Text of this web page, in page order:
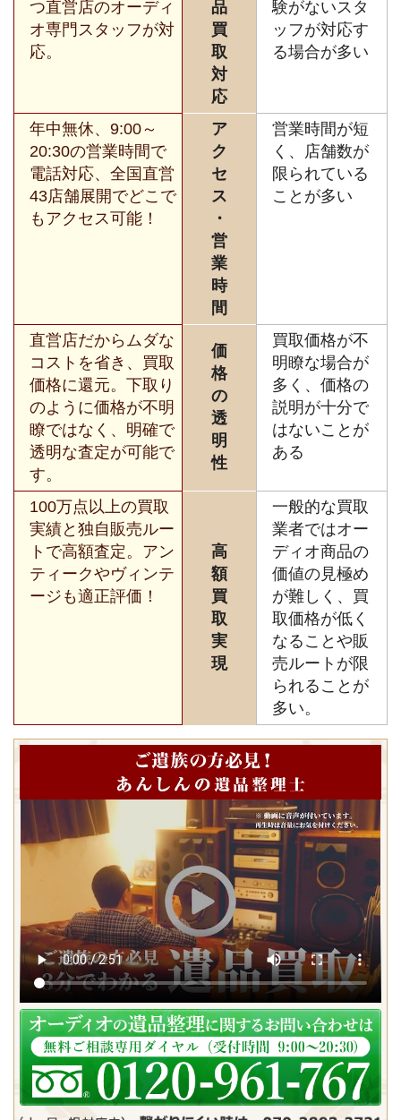
つ直営店のオーディ
オ専門スタッフが対
応。
品
買
取
対
応
験がないスタ
ッフが対応す
る場合が多い
年中無休、9:00～
20:30の営業時間で
電話対応、全国直営
43店舗展開でどこで
もアクセス可能！
ア
ク
セ
ス
・
営
業
時
間
営業時間が短
く、店舗数が
限られている
ことが多い
直営店だからムダな
コストを省き、買取
価格に還元。下取り
のように価格が不明
瞭ではなく、明確で
透明な査定が可能で
す。
価
格
の
透
明
性
買取価格が不
明瞭な場合が
多く、価格の
説明が十分で
はないことが
ある
100万点以上の買取
実績と独自販売ルー
トで高額査定。アン
ティークやヴィンテ
ージも適正評価！
高
額
買
取
実
現
一般的な買取
業者ではオー
ディオ商品の
価値の見極め
が難しく、買
取価格が低く
なることや販
売ルートが限
られることが
多い。